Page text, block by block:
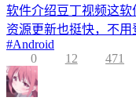
软件介绍豆丁视频这软
资源更新也挺快，不用
#Android
0
12 471